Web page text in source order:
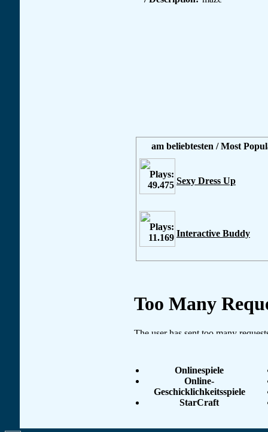
am beliebtesten / Most
Sexy Dress Up
Interactive Buddy
Onlinespiele
Online-
Geschicklichkeitsspiele
StarCraft